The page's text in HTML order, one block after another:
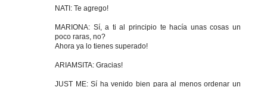
NATI: Te agrego!
MARIONA: Sí, a ti al principio te hacía unas cosas un
poco raras, no?
Ahora ya lo tienes superado!
ARIAMSITA: Gracias!
JUST ME: Sí ha venido bien para al menos ordenar un